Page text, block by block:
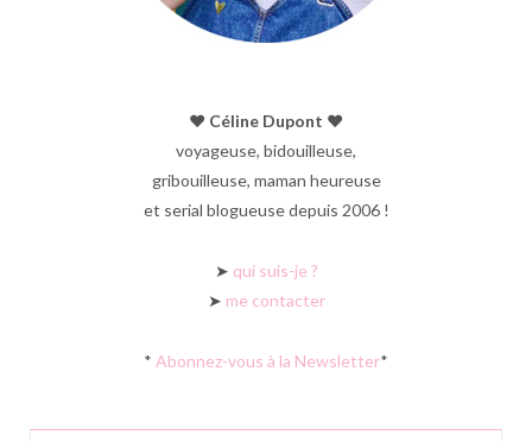
♥︎ Céline Dupont ♥︎
voyageuse, bidouilleuse,
gribouilleuse, maman heureuse
et serial blogueuse depuis 2006 !
➤ qui suis-je ?
➤ me contacter
* Abonnez-vous à la Newsletter*